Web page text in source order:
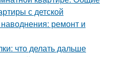
с детской
ремонт и
что делать дальше